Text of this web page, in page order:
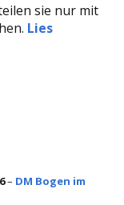
sie nur mit
Lies
– DM Bogen im